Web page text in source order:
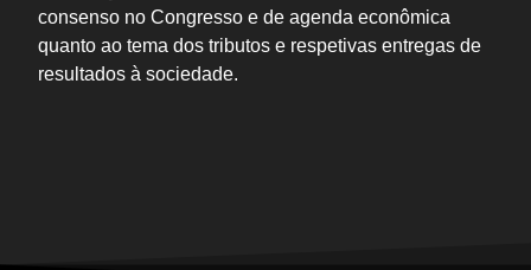
consenso no Congresso e de agenda econômica
quanto ao tema dos tributos e respetivas entregas de
resultados à sociedade.